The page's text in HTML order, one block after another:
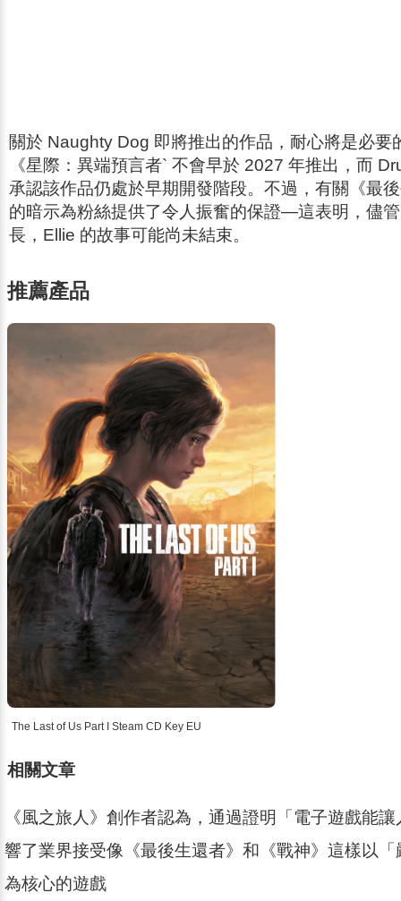
關於 Naughty Dog 即將推出的作品，耐心將是必要
《星際：異端預言者` 不會早於 2027 年推出，而
承認該作品仍處於早期開發階段。不過，有關《最
的暗示為粉絲提供了令人振奮的保證—這表明，儘
長，Ellie 的故事可能尚未結束。
推薦產品
The Last of Us Part I Steam CD Key EU
相關文章
《風之旅人》創作者認為，通過證明「電子遊戲能
響了業界接受像《最後生還者》和《戰神》這樣以
為核心的遊戲